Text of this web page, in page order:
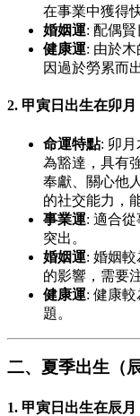
在事業中獲得
婚姻運: 配偶賢
健康運: 由於
因過於勞累而
2. 甲寅日出生在卯月
命運特點: 卯
為豁達，具有
奉獻、關心他
的社交能力，
事業運: 適合
突出。
婚姻運: 婚姻
的影響，需要
健康運: 健康
題。
二、夏季出生（
1. 甲寅日出生在辰月